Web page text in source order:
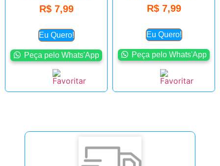
R$7,99
Eu Quero!
Peça pelo Whats'App
R$7,99
Eu Quero!
Peça pelo Whats'App